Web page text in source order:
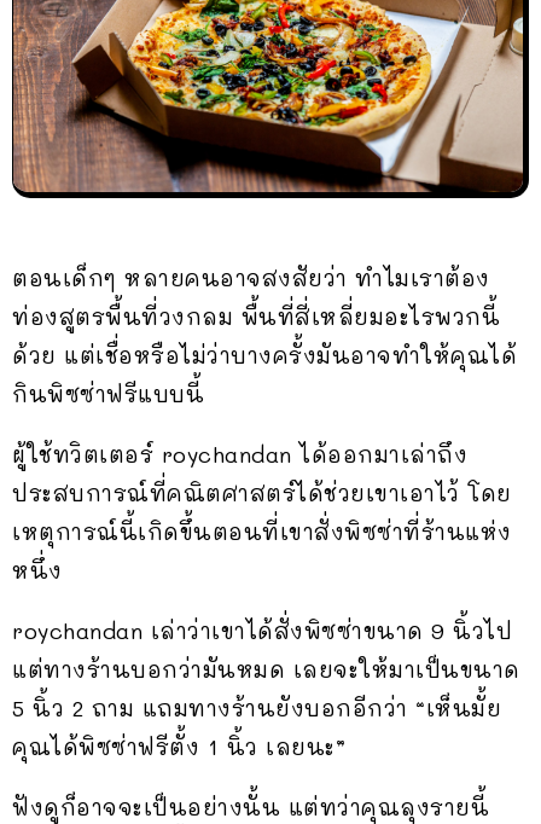
ตอนเด็กๆ หลายคนอาจสงสัยว่า ทำไมเราต้อง
ท่องสูตรพื้นที่วงกลม พื้นที่สี่เหลี่ยมอะไรพวกนี้
ด้วย แต่เชื่อหรือไม่ว่าบางครั้งมันอาจทำให้คุณได้
กินพิซซ่าฟรีแบบนี้
ผู้ใช้ทวิตเตอร์ roychandan ได้ออกมาเล่าถึง
ประสบการณ์ที่คณิตศาสตร์ได้ช่วยเขาเอาไว้ โดย
เหตุการณ์นี้เกิดขึ้นตอนที่เขาสั่งพิซซ่าที่ร้านแห่ง
หนึ่ง
roychandan เล่าว่าเขาได้สั่งพิซซ่าขนาด 9 นิ้วไป
แต่ทางร้านบอกว่ามันหมด เลยจะให้มาเป็นขนาด
5 นิ้ว 2 ถาม แถมทางร้านยังบอกอีกว่า “เห็นมั้ย
คุณได้พิซซ่าฟรีตั้ง 1 นิ้ว เลยนะ”
ฟังดูก็อาจจะเป็นอย่างนั้น แต่ทว่าคุณลุงรายนี้